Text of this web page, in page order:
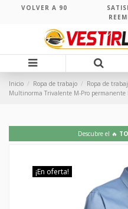
VOLVER A 90
Inicio Ropa de trabajo Ropa de
Multinorma Trivalente M-Pro permanente
Descubre el 🔥
¡En oferta!